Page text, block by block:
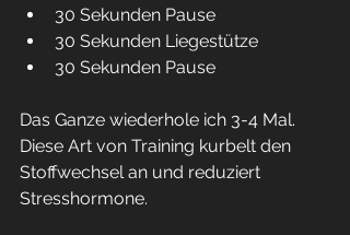
30 Sekunden Pause
30 Sekunden Liegestütze
30 Sekunden Pause
Das Ganze wiederhole ich 3-4 Mal.
Diese Art von Training kurbelt den
Stoffwechsel an und reduziert
Stresshormone.